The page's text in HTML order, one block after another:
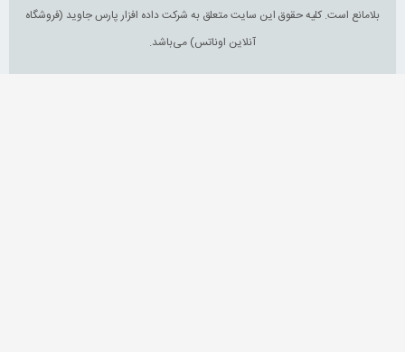
بلامانع است. کلیه حقوق این سایت متعلق به شرکت داده افزار پارس جاوید (فروشگاه
آنلاین اوناتس) می‌باشد.